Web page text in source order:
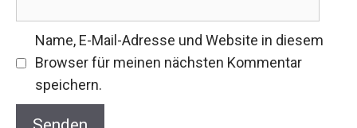
Name, E-Mail-Adresse und Website in diesem
Browser für meinen nächsten Kommentar
speichern.